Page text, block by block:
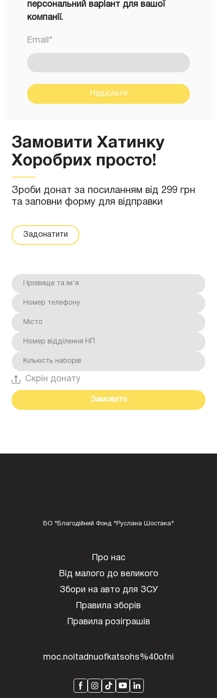
персональний варіант для вашої
компанії.
Email *
Надіслати
Замовити Хатинку
Хоробрих просто!
Зроби донат за посиланням від 299 грн
та заповни форму для відправки
Задонатити
Скрін донату
Замовити
БО "Благодійний Фонд "Руслана Шостака"
Про нас
Від малого до великого
Збори на авто для ЗСУ
Правила зборів
Правила розіграшів
moc.noitadnuofkatsohs%40ofni